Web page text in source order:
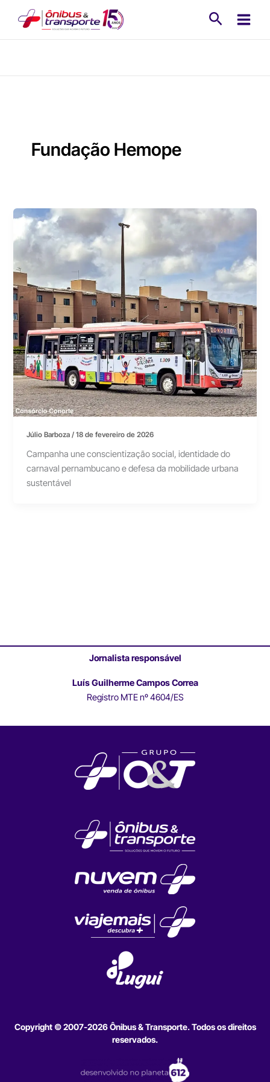
Fundação Hemope
Júlio Barboza/18 de fevereiro de 2026
Campanha une conscientização social, identidade do
carnaval pernambucano e defesa da mobilidade urbana
sustentável
Jornalista responsável
Luís Guilherme Campos Correa
Registro MTE nº 4604/ES
Copyright © 2007-2026 Ônibus & Transporte. Todos os direitos
reservados.